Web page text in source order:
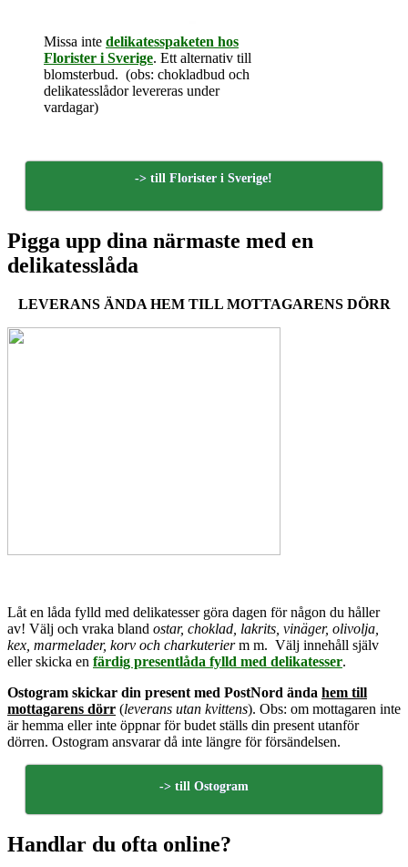
Missa inte delikatesspaketen hos
Florister i Sverige. Ett alternativ till
blomsterbud. (obs: chokladbud och
delikatesslådor levereras under
vardagar)
-> till Florister i Sverige!
Pigga upp dina närmaste med en
delikatesslåda
LEVERANS ÄNDA HEM TILL MOTTAGARENS DÖRR
Låt en låda fylld med delikatesser göra dagen för någon du håller
av! Välj och vraka bland ostar, choklad, lakrits, vinäger, olivolja,
kex, marmelader, korv och charkuterierm m. Välj innehåll själv
eller skicka en färdig presentlåda fylld med delikatesser.
Ostogram skickar din present med PostNord ända hem till
mottagarens dörr (leverans utan kvittens). Obs: om mottagaren inte
är hemma eller inte öppnar för budet ställs din present utanför
dörren. Ostogram ansvarar då inte längre för försändelsen.
-> till Ostogram
Handlar du ofta online?